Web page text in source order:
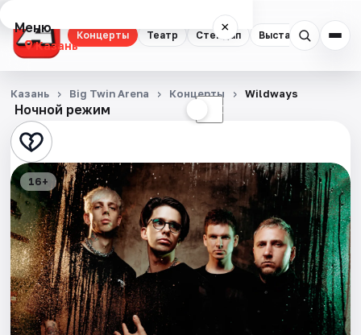
Концерты Театр Стендап Выставки
Меню ×
Казань
Концерты
Театр
Стендап
Выставки
Квесты
Экскурсии
Спорт
Ночной режим ☾
Казань Big Twin Arena Концерты Wildways
16+